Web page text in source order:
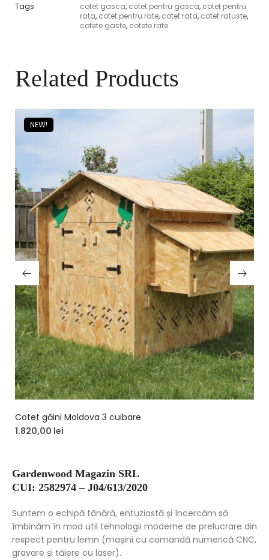
Tags
cotet gasca, cotet pentru gasca, cotet pentru
rata, cotet pentru rate, cotet rata, cotet ratuste,
cotete gaste, cotete rate
Related Products
NEW!
Cotet găini Moldova 3 cuibare
1.820,00 lei
Gardenwood Magazin SRL
CUI: 2582974 – J04/613/2020
Suntem o echipă tânără, entuziastă și încercăm să
îmbinăm în mod util tehnologii moderne de prelucrare din
respect pentru lemn (mașini cu comandă numerică CNC,
gravare și tăiere cu laser).